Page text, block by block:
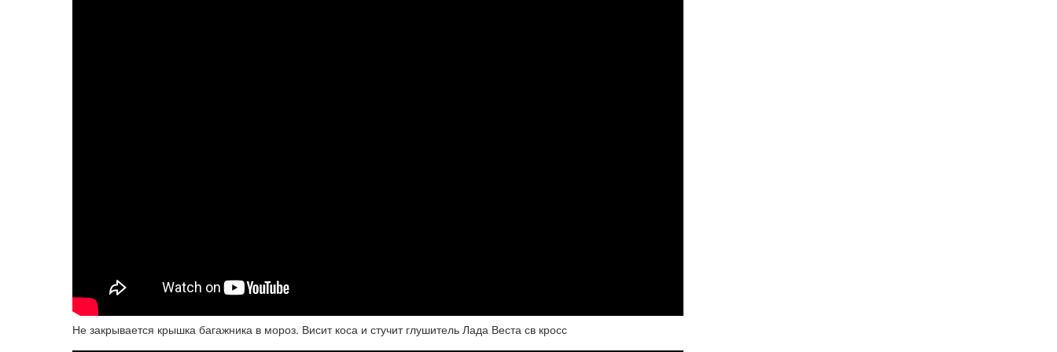
Не закрывается крышка багажника в мороз. Висит коса и стучит глушитель Лада Веста св кросс